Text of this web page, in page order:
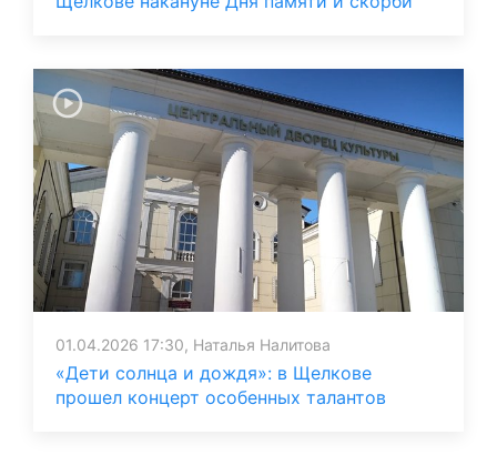
01.04.2026 17:30, Наталья Налитова
«Дети солнца и дождя»: в Щелкове
прошел концерт особенных талантов